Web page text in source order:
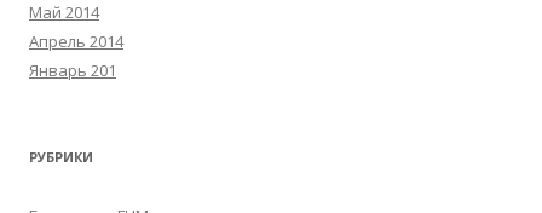
Май 2014
Апрель 2014
Январь 201
РУБРИКИ